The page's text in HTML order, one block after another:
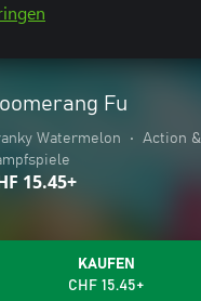
Fu
Watermelon • Action
15.45+
KAUFEN
CHF 15.45+